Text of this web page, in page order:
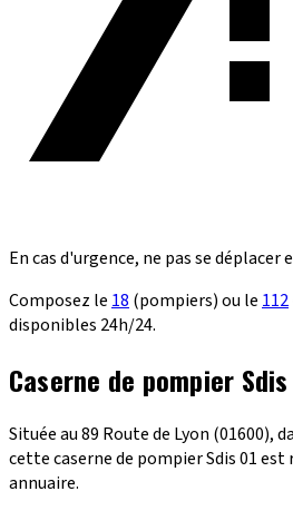
En cas d'urgence, ne pas se déplacer
Composez le 18 (pompiers) ou le 112
disponibles 24h/24.
Caserne de pompier
Située au 89 Route de Lyon (01600),
cette caserne de pompier Sdis 01
annuaire.